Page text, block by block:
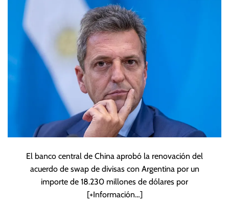
El banco central de China aprobó la renovación del
acuerdo de swap de divisas con Argentina por un
importe de 18.230 millones de dólares por
[+Información…]